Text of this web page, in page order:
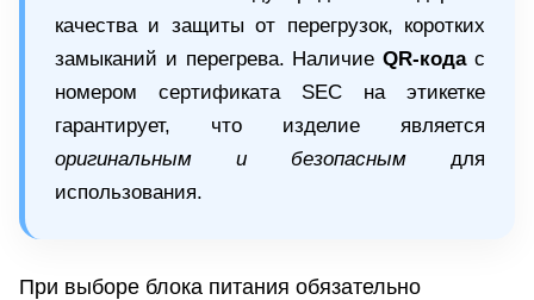
качества и защиты от перегрузок, коротких
замыканий и перегрева. НаличиеQR-кодас
номером сертификата SEC на этикетке
гарантирует, что изделие является
оригинальным и безопасным для
использования.
При выборе блока питания обязательно